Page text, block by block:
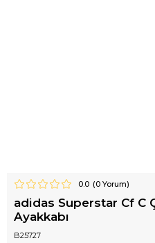
0.0 (0Yorum)
adidas Superstar Cf C
Ayakkabı
B25727